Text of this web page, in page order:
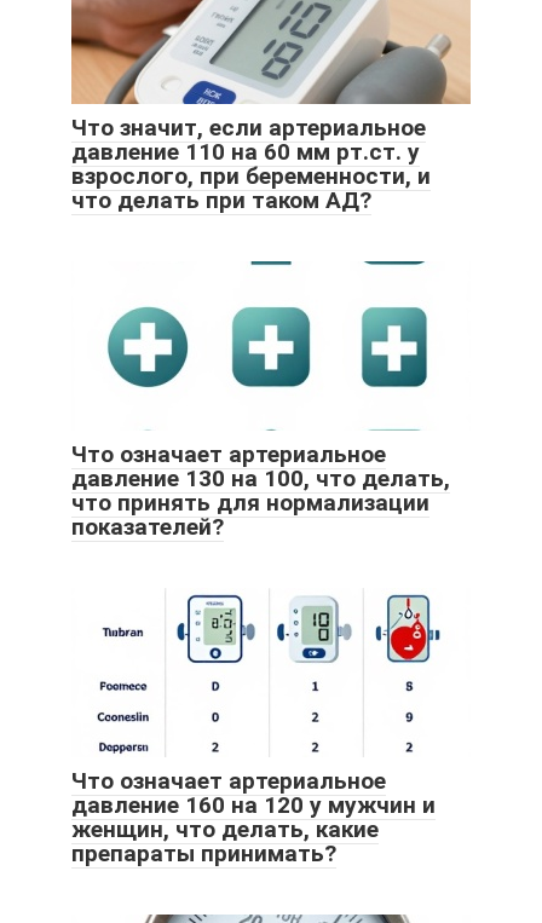
Что значит, если артериальное
давление 110 на 60 мм рт.ст. у
взрослого, при беременности, и
что делать при таком АД?
Что означает артериальное
давление 130 на 100, что делать,
что принять для нормализации
показателей?
Что означает артериальное
давление 160 на 120 у мужчин и
женщин, что делать, какие
препараты принимать?